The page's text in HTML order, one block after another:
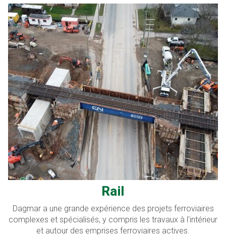
Rail
Dagmar a une grande expérience des projets ferroviaires
complexes et spécialisés, y compris les travaux à l'intérieur
et autour des emprises ferroviaires actives.